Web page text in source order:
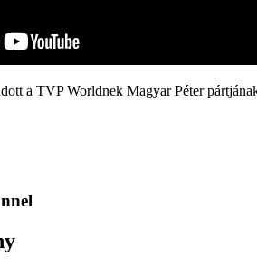
a TVP Worldnek Magyar Péter